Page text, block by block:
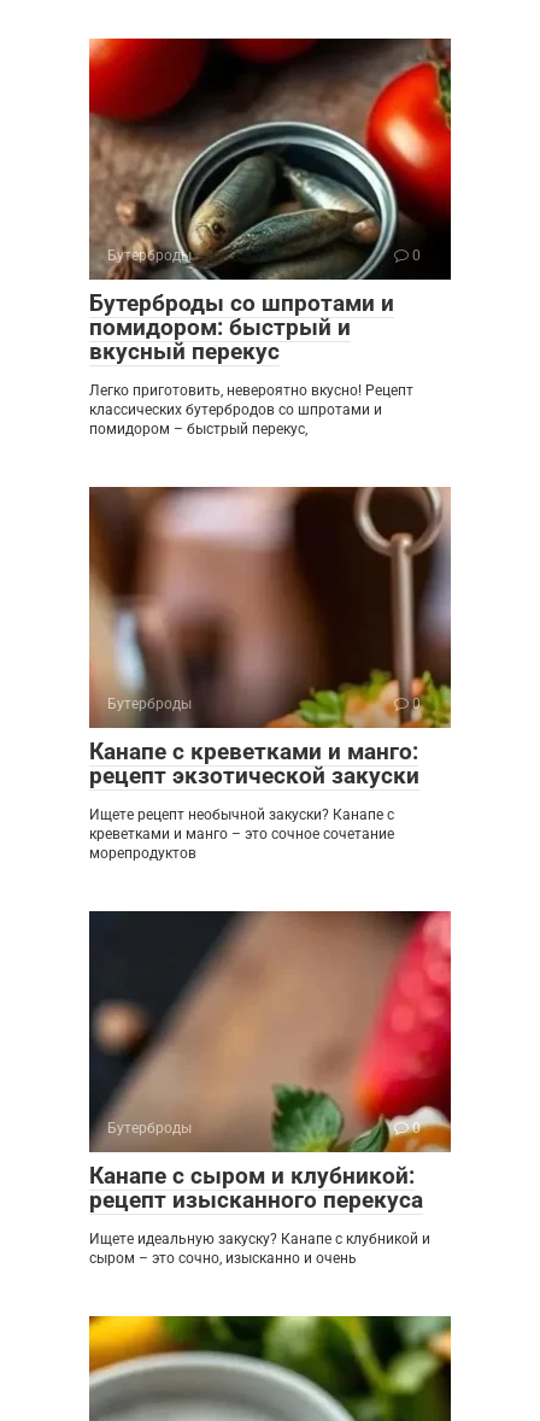
Бутерброды 0
Бутерброды со шпротами и
помидором: быстрый и
вкусный перекус
Легко приготовить, невероятно вкусно! Рецепт
классических бутербродов со шпротами и
помидором – быстрый перекус,
Бутерброды 0
Канапе с креветками и манго:
рецепт экзотической закуски
Ищете рецепт необычной закуски? Канапе с
креветками и манго – это сочное сочетание
морепродуктов
Бутерброды 0
Канапе с сыром и клубникой:
рецепт изысканного перекуса
Ищете идеальную закуску? Канапе с клубникой и
сыром – это сочно, изысканно и очень